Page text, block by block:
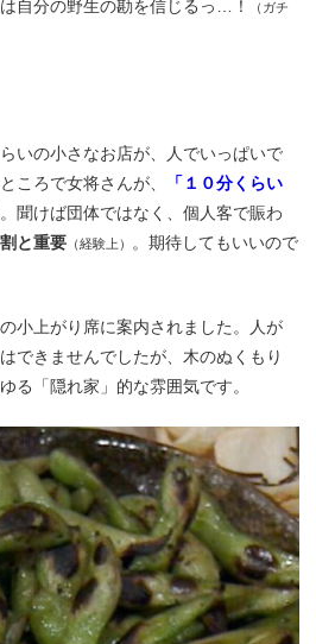
自分の野生の勘を信じるっ…！
（ガチ
いの小さなお店が、人でいっぱいで
ころで女将さんが、
「１０分くらい
聞けば団体ではなく、個人客で賑わ
と重要 （経験上）
。期待してもいいので
小上がり席に案内されました。人が
できませんでしたが、木のぬくもり
る「隠れ家」的な雰囲気です。